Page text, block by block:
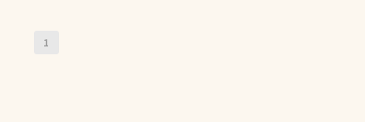
1